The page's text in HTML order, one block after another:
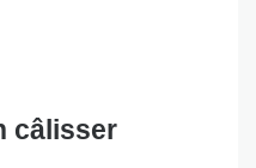
câlisser